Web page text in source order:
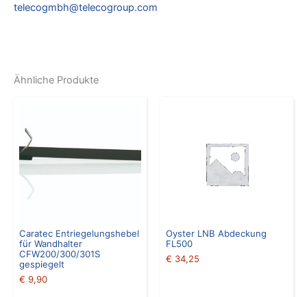
telecogmbh@telecogroup.com
Ähnliche Produkte
Caratec Entriegelungshebel
für Wandhalter
CFW200/300/301S
gespiegelt
€ 9,90
Oyster LNB Abdeckung
FL500
€ 34,25